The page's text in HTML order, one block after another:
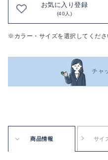
お気に入り登録
(40人)
※カラー・サイズを選択してくださ
チャ
商品情報 サイ